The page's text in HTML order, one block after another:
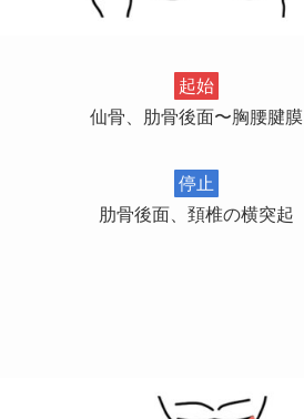
起始
仙骨、肋骨後面〜胸腰腱膜
停止
肋骨後面、頚椎の横突起